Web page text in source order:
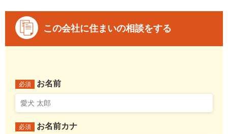
この会社に住まいの相談をする
必須 お名前
必須 お名前カナ